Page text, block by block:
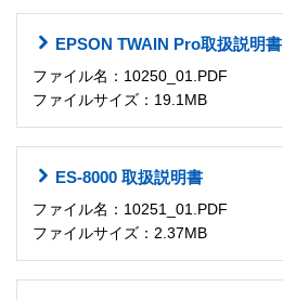
EPSON TWAIN Pro取扱説明書
ファイル名：10250_01.PDF
ファイルサイズ：19.1MB
ES-8000 取扱説明書
ファイル名：10251_01.PDF
ファイルサイズ：2.37MB